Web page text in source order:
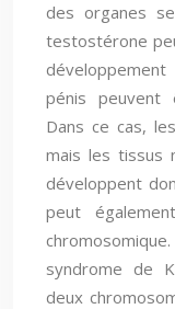
des organes
testostérone
pénis peuvent
Dans ce cas,
mais les tissus
développent
peut
syndrome de
deux